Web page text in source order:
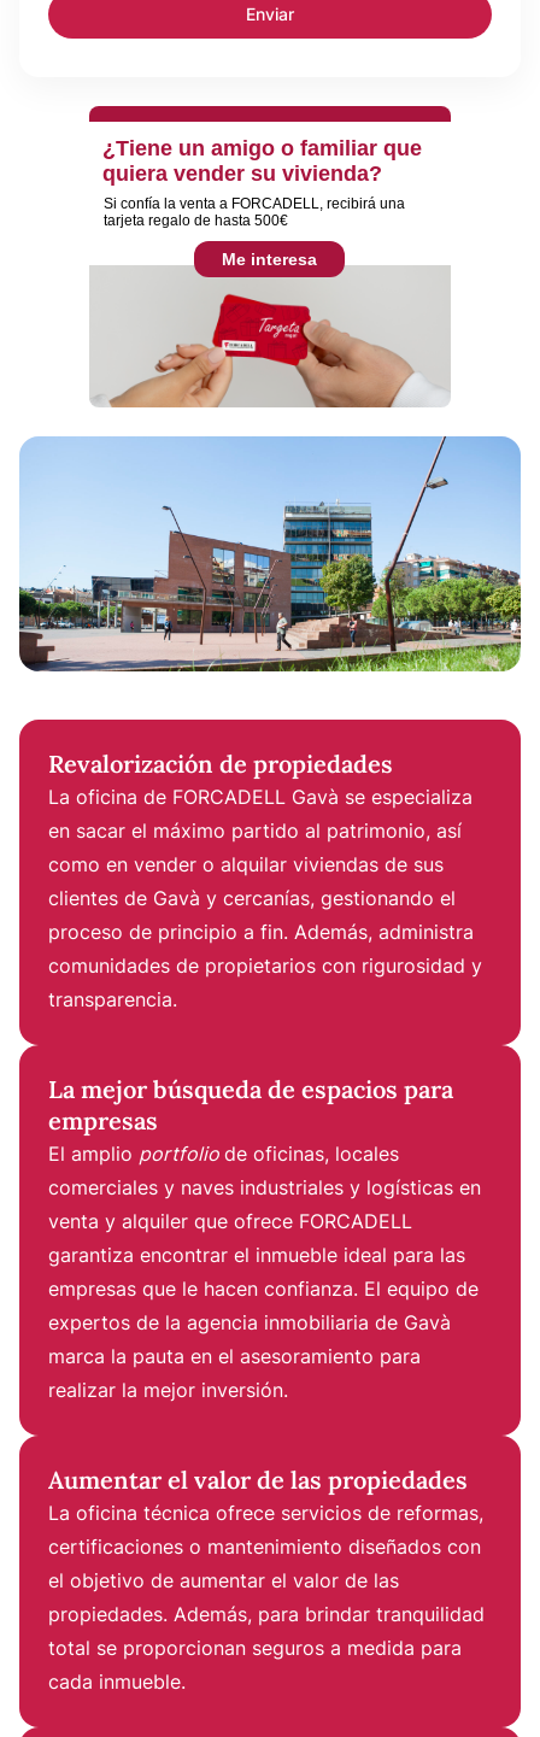
Revalorización de propiedades
La oficina de FORCADELL Gavà se especializa
en sacar el máximo partido al patrimonio, así
como en vender o alquilar viviendas de sus
clientes de Gavà y cercanías, gestionando el
proceso de principio a fin. Además, administra
comunidades de propietarios con rigurosidad y
transparencia.
La mejor búsqueda de espacios para
empresas
El amplio portfolio de oficinas, locales
comerciales y naves industriales y logísticas en
venta y alquiler que ofrece FORCADELL
garantiza encontrar el inmueble ideal para las
empresas que le hacen confianza. El equipo de
expertos de la agencia inmobiliaria de Gavà
marca la pauta en el asesoramiento para
realizar la mejor inversión.
Aumentar el valor de las propiedades
La oficina técnica ofrece servicios de reformas,
certificaciones o mantenimiento diseñados con
el objetivo de aumentar el valor de las
propiedades. Además, para brindar tranquilidad
total se proporcionan seguros a medida para
cada inmueble.